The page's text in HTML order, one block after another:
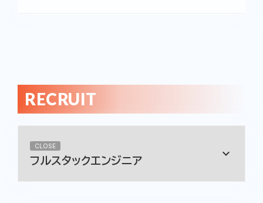
RECRUIT
CLOSE
フルスタックエンジニア
keyboard_arrow_down